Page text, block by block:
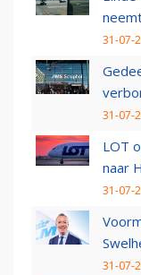
31-07-
31-07-
LOT
naar
31-07-
31-07-